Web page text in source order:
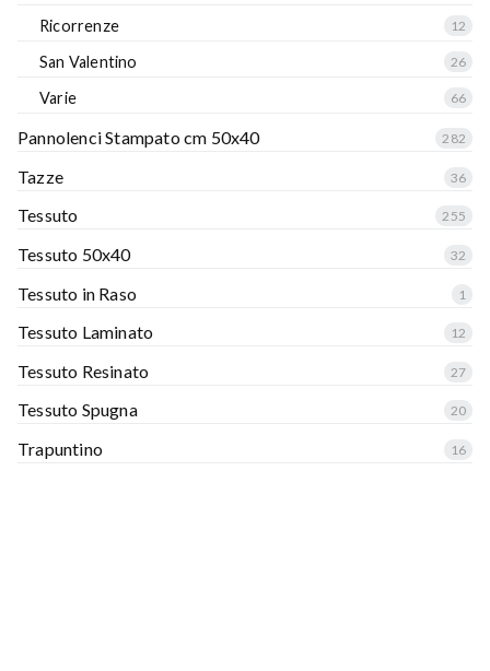
Ricorrenze 12
San Valentino 26
Varie 66
Pannolenci Stampato cm 50x40 282
Tazze 36
Tessuto 255
Tessuto 50x40 32
Tessuto in Raso 1
Tessuto Laminato 12
Tessuto Resinato 27
Tessuto Spugna 20
Trapuntino 16